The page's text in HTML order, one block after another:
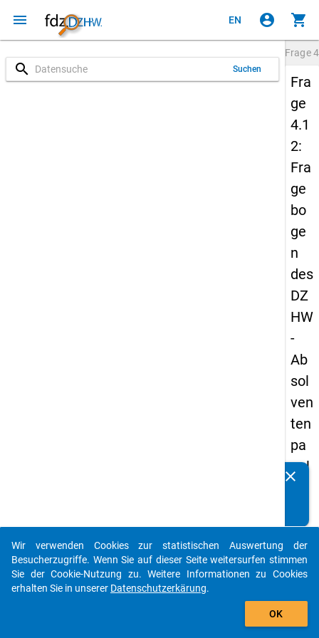
menu EN account_circle shopping_cart
search Suchen
Frage
Fra
ge
4.1
2:
Fra
ge
bo
ge
n
des
DZ
HW
-
Ab
sol
ven
ten
pa
nel
09
-
zw
clear
auto_stories
add_shopping_cart
Wir verwenden Cookies zur statistischen Auswertung der
Besucherzugriffe. Wenn Sie auf dieser Seite weitersurfen stimmen
Sie der Cookie-Nutzung zu. Weitere Informationen zu Cookies
erhalten Sie in unserer Datenschutzerkärung.
OK